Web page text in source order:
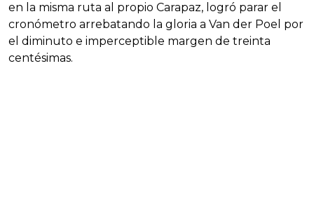
en la misma ruta al propio Carapaz, logró parar el
cronómetro arrebatando la gloria a Van der Poel por
el diminuto e imperceptible margen de treinta
centésimas.